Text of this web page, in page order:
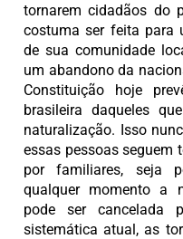
tornarem cidadãos do
costuma ser feita para
de sua comunidade
um abandono da
Constituição hoje
brasileira daqueles
naturalização. Isso
essas pessoas seguem
por familiares, seja
qualquer momento a
pode ser cancelada
sistemática atual, as